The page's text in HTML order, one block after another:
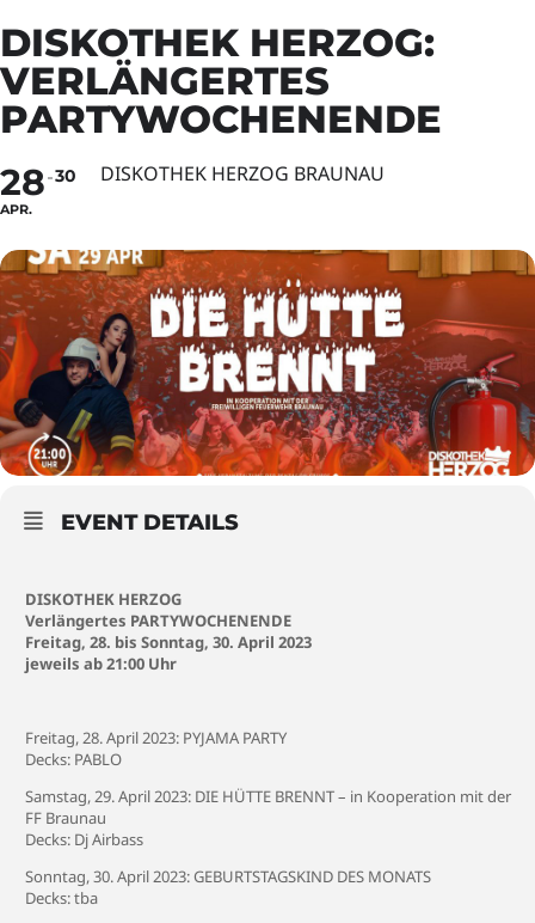
DISKOTHEK HERZOG:
VERLÄNGERTES
PARTYWOCHENENDE
28
APR.
30 DISKOTHEK HERZOG BRAUNAU
EVENT DETAILS
DISKOTHEK HERZOG
Verlängertes PARTYWOCHENENDE
Freitag, 28. bis Sonntag, 30. April 2023
jeweils ab 21:00 Uhr
Freitag, 28. April 2023: PYJAMA PARTY
Decks: PABLO
Samstag, 29. April 2023: DIE HÜTTE BRENNT – in Kooperation mit der
FF Braunau
Decks: Dj Airbass
Sonntag, 30. April 2023: GEBURTSTAGSKIND DES MONATS
Decks: tba